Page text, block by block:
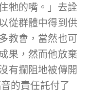
牠的嘴。」去詮
從群體中得到供
教會，當然也可
果，然而他放棄
有攔阻地被傳開
的責任託付了